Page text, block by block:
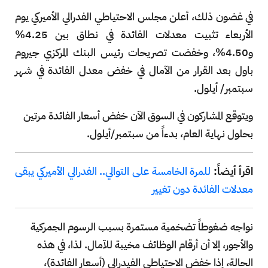
في غضون ذلك، أعلن مجلس الاحتياطي الفدرالي الأميركي يوم
الأربعاء تثبيت معدلات الفائدة في نطاق بين 4.25%
و4.50%، وخفضت تصريحات رئيس البنك المركزي جيروم
باول بعد القرار من الآمال في خفض معدل الفائدة في شهر
سبتمبر/ أيلول.
ويتوقع المشاركون في السوق الآن خفض أسعار الفائدة مرتين
بحلول نهاية العام، بدءاً من سبتمبر/أيلول.
اقرأ أيضاً: للمرة الخامسة على التوالي.. الفدرالي الأميركي يبقى
معدلات الفائدة دون تغيير
نواجه ضغوطاً تضخمية مستمرة بسبب الرسوم الجمركية
والأجور، إلا أن أرقام الوظائف مخيبة للآمال. لذا، في هذه
الحالة، إذا خفض الاحتياطي الفيدرالي (أسعار الفائدة)،